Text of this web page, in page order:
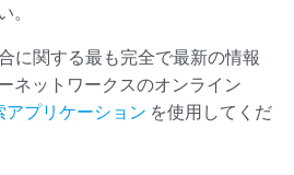
。
に関する最も完全で最新の情報
ネットワークスのオンライン
アプリケーション を使用してくだ